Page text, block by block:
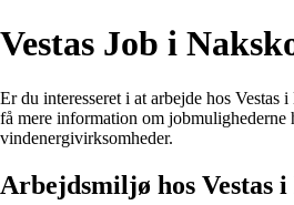
Vestas Job i
Er du interesseret i at arbejde hos
få mere information om jobmulighederne
vindenergivirksomheder.
Arbejdsmiljø hos Vestas i